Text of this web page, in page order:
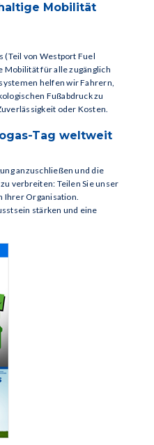
Mobilität
(Teil von Westport Fuel
Mobilität für alle zugänglich
helfen wir Fahrern,
Fußabdruck zu
oder Kosten.
Tag weltweit
anzuschließen und die
verbreiten: Teilen Sie unser
Ihrer Organisation.
stärken und eine